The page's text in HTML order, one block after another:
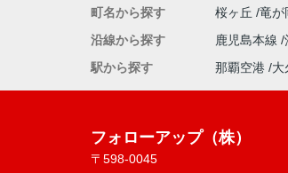
町名から探す
桜ヶ丘 竜が
沿線から探す
鹿児島本線
駅から探す
那覇空港 大
フォローアップ（株）
〒598-0045